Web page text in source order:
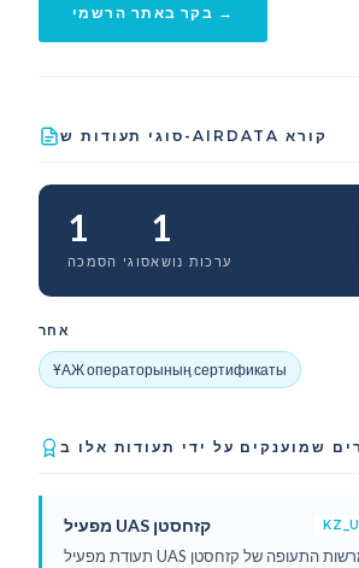
בקר באתר הרשמי →
סוגי תעודות ש-AIRDATA קורא
1
סוגי הסמכה
1
ערכות נושא
אחר
ҰАЖ операторының сертификаты
מפעיל UAS קזחסטן